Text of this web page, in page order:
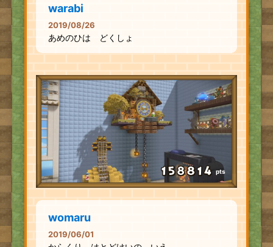
warabi
2019/08/26
あめのひは どくしょ
pts
womaru
2019/06/01